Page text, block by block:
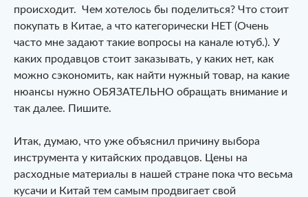
происходит. Чем хотелось бы поделиться? Что стоит
покупать в Китае, а что категорически НЕТ (Очень
часто мне задают такие вопросы на канале ютуб.). У
каких продавцов стоит заказывать, у каких нет, как
можно сэкономить, как найти нужный товар, на какие
нюансы нужно ОБЯЗАТЕЛЬНО обращать внимание и
так далее. Пишите.
Итак, думаю, что уже объяснил причину выбора
инструмента у китайских продавцов. Цены на
расходные материалы в нашей стране пока что весьма
кусачи и Китай тем самым продвигает свой